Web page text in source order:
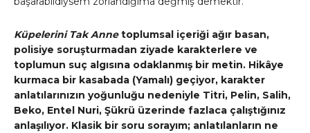
Küpelerini Tak Annetoplumsal içeriği ağır basan,
polisiye soruşturmadan ziyade karakterlere ve
toplumun suç algısına odaklanmış bir metin. Hikâye
kurmaca bir kasabada (Yamalı) geçiyor, karakter
anlatılarınızın yoğunluğu nedeniyle Titri, Pelin, Salih,
Beko, Entel Nuri, Şükrü üzerinde fazlaca çalıştığınız
anlaşılıyor. Klasik bir soru sorayım; anlatılanların ne